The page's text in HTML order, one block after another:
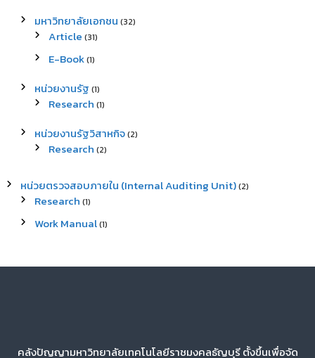
มหาวิทยาลัยเอกชน (32)
Article (31)
E-Book(1)
หน่วยงานรัฐ (1)
Research (1)
หน่วยงานรัฐวิสาหกิจ(2)
Research (2)
หน่วยตรวจสอบภายใน (Internal Auditing Unit)(2)
Research (1)
Work Manual(1)
คลังปัญญามหาวิทยาลัยเทคโนโลยีราชมงคลธัญบุรี ตั้งขึ้นเพื่อจัด